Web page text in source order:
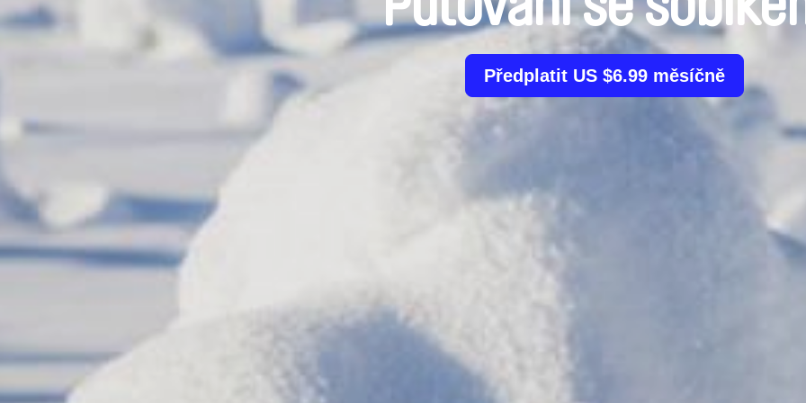
Předplatit US $6.99 měsíčně